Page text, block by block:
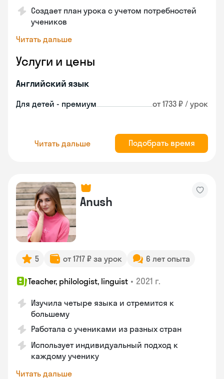
Создает план урока с учетом потребностей
учеников
Читать дальше
Услуги и цены
Английский язык
Для детей - премиум от 1733 ₽ / урок
Читать дальше Подобрать время
Anush
5 от 1717 ₽ за урок 6 лет опыта
Teacher, philologist, linguist • 2021 г.
Изучила четыре языка и стремится к
большему
Работала с учениками из разных стран
Использует индивидуальный подход к
каждому ученику
Читать дальше